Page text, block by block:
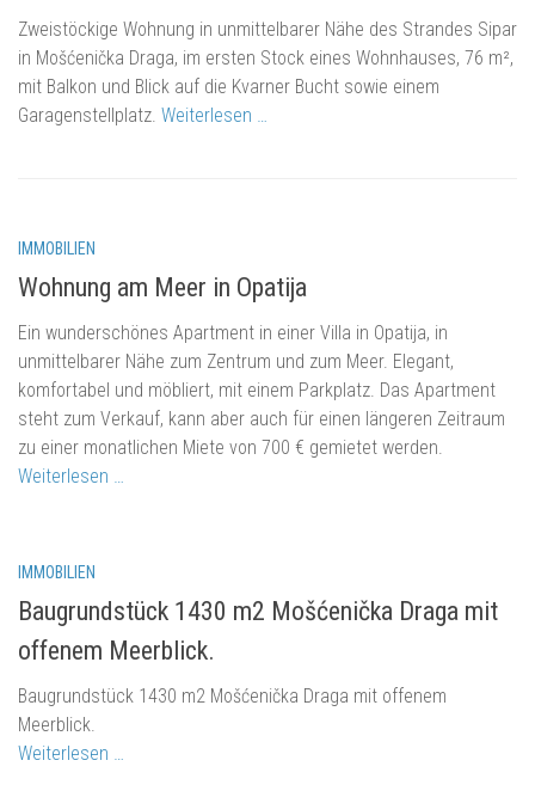
Zweistöckige Wohnung in unmittelbarer Nähe des Strandes Sipar
in Mošćenička Draga, im ersten Stock eines Wohnhauses, 76 m²,
mit Balkon und Blick auf die Kvarner Bucht sowie einem
Garagenstellplatz. Weiterlesen …
IMMOBILIEN
Wohnung am Meer in Opatija
Ein wunderschönes Apartment in einer Villa in Opatija, in
unmittelbarer Nähe zum Zentrum und zum Meer. Elegant,
komfortabel und möbliert, mit einem Parkplatz. Das Apartment
steht zum Verkauf, kann aber auch für einen längeren Zeitraum
zu einer monatlichen Miete von 700 € gemietet werden.
Weiterlesen …
IMMOBILIEN
Baugrundstück 1430 m2 Mošćenička Draga mit
offenem Meerblick.
Baugrundstück 1430 m2 Mošćenička Draga mit offenem
Meerblick.
Weiterlesen …